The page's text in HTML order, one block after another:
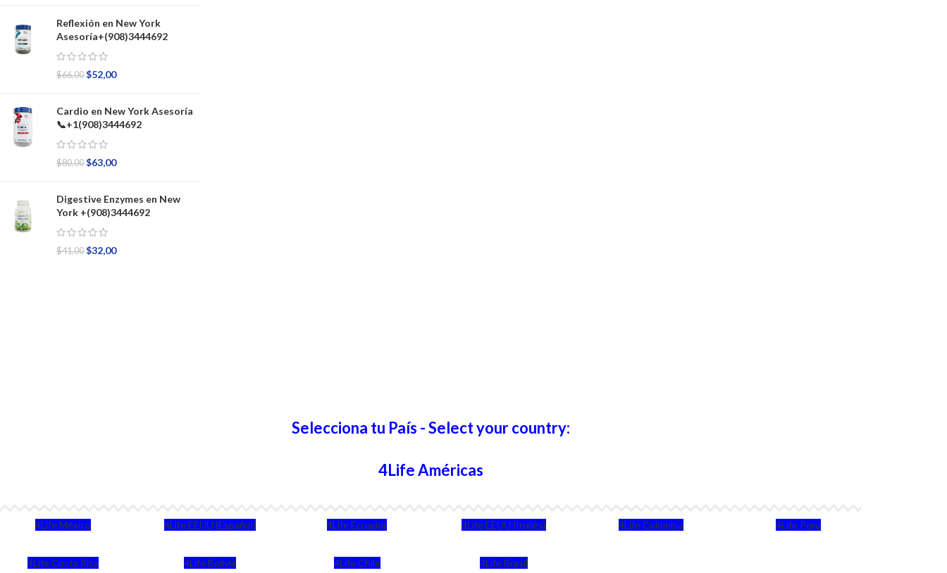
Reflexión en New York
Asesoría+(908)3444692
$66,00 $52,00
Cardio en New York Asesoría
📞+1(908)3444692
$80,00 $63,00
Digestive Enzymes en New
York +(908)3444692
$41,00 $32,00
Selecciona tu País - Select your country:
4Life Américas
4Life México 4Life EEUU (Español) 4Life Ecuador 4Life EEUU (Inglés) 4Life Colombia 4Life Perú
4Life Costa Rica 4Life Bolivia 4Life Chile 4Life Brasil